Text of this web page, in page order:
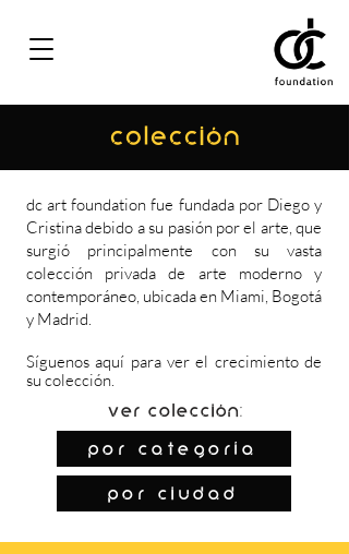
COLECCIÓN
dc art foundation fue fundada por Diego y
Cristina debido a su pasión por el arte, que
surgió principalmente con su vasta
colección privada de arte moderno y
contemporáneo, ubicada en Miami, Bogotá
y Madrid.
Síguenosaquí para ver el crecimiento de
su colección.
Ver colección:
por categoría
por ciudad